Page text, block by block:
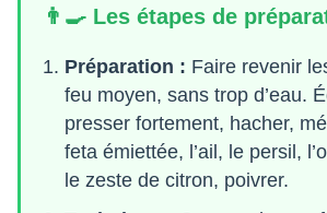
👨‍🍳 Les étapes de
Préparation : Faire revenir
feu moyen, sans trop d’eau.
presser fortement, hacher,
feta émiettée, l’ail, le persil,
le zeste de citron, poivrer.